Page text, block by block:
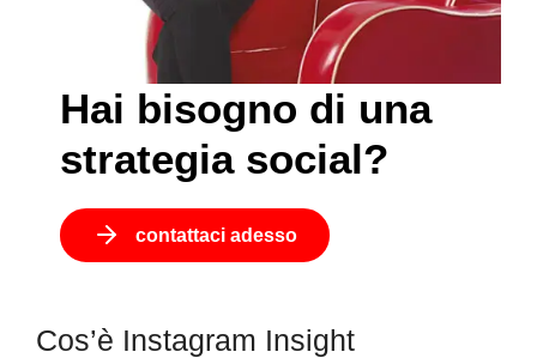
Hai bisogno di una
strategia social?
contattaci adesso
Cos’è Instagram Insight